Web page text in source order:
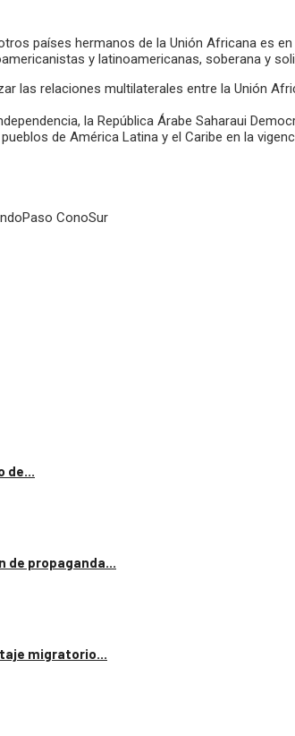
países hermanos de la Unión Africana es
y latinoamericanas, soberana y
las relaciones multilaterales entre la Unión
la República Árabe Saharaui
de América Latina y el Caribe en la
ConoSur
de...
de propaganda...
migratorio...